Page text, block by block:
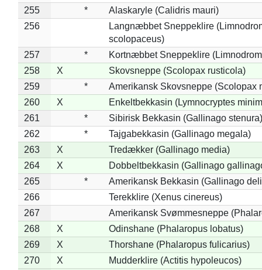
255
*
Alaskaryle (Calidris mauri)
256
Langnæbbet Sneppeklire
scolopaceus)
257
*
Kortnæbbet Sneppeklire
258
X
Skovsneppe (Scolopax rusticola)
259
*
Amerikansk Skovsneppe (Scolopax
260
X
Enkeltbekkasin (Lymnocryptes
261
*
Sibirisk Bekkasin (Gallinago stenura)
262
*
Tajgabekkasin (Gallinago megala)
263
X
Tredækker (Gallinago media)
264
X
Dobbeltbekkasin (Gallinago
265
*
Amerikansk Bekkasin (Gallinago
266
Terekklire (Xenus cinereus)
267
Amerikansk Svømmesneppe
268
X
Odinshane (Phalaropus lobatus)
269
X
Thorshane (Phalaropus fulicarius)
270
X
Mudderklire (Actitis hypoleucos)